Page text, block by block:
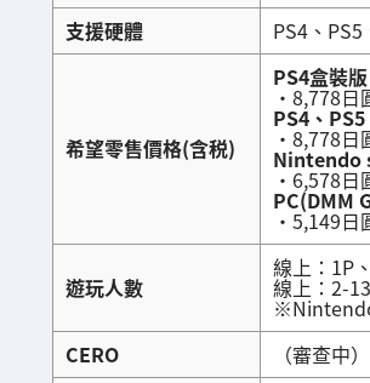
支援硬體
PS4、
希望零售價格(含税)
PS4盒裝版
・8,778
PS4、
・8,778
Nintendo
・6,578
PC(DMM
・5,149
遊玩人數
線上：1P
線上：2-
CERO
（審查中）